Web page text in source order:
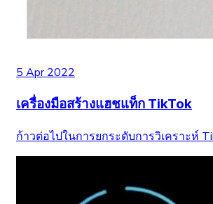
5 Apr 2022
เครื่องมือสร้างแฮชแท็ก TikTok
ก้าวต่อไปในการยกระดับการวิเคราะห์